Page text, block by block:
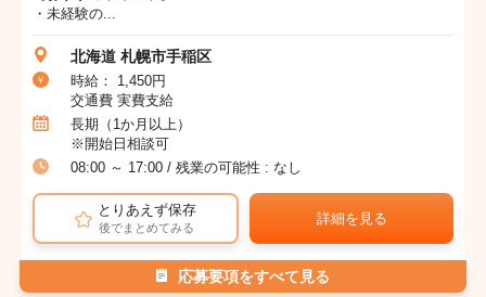
・未経験の...
北海道 札幌市手稲区
時給： 1,450円
交通費 実費支給
長期（1か月以上）
※開始日相談可
08:00 ～ 17:00 / 残業の可能性 : なし
とりあえず保存
後でまとめてみる
詳細を見る
応募要項をすべて見る